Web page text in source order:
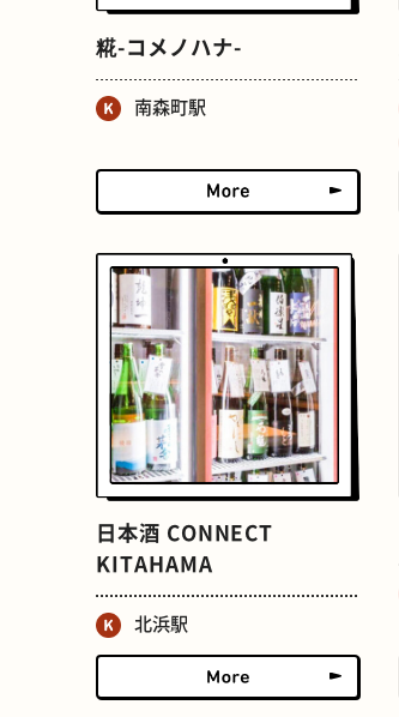
ロイヤルミルクティー
糀-コメノハナ-
南森町駅
日本酒 CONNECT
KITAHAMA
北浜駅